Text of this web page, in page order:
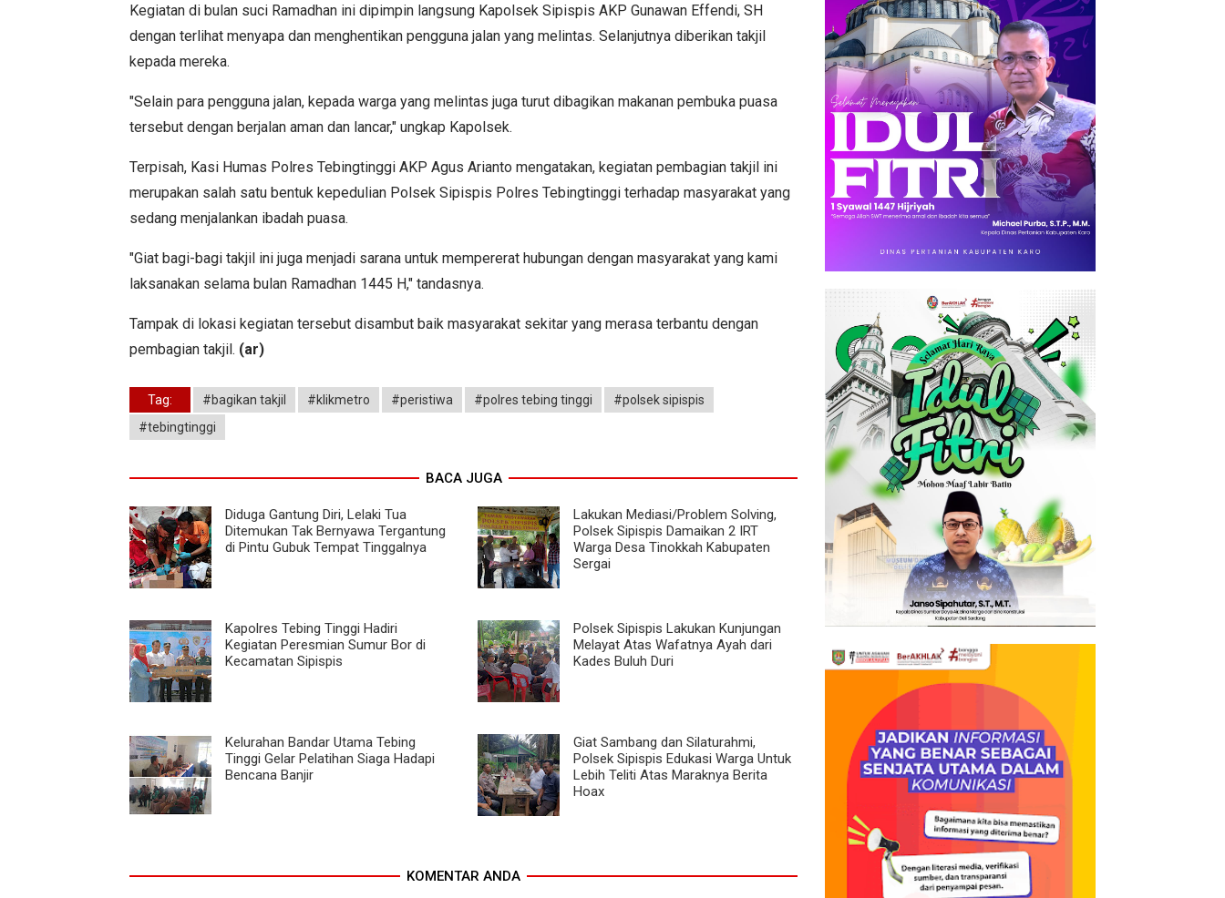
Kegiatan di bulan suci Ramadhan ini dipimpin langsung Kapolsek Sipispis AKP Gunawan Effendi, SH
dengan terlihat menyapa dan menghentikan pengguna jalan yang melintas. Selanjutnya diberikan takjil
kepada mereka.
"Selain para pengguna jalan, kepada warga yang melintas juga turut dibagikan makanan pembuka puasa
tersebut dengan berjalan aman dan lancar," ungkap Kapolsek.
Terpisah, Kasi Humas Polres Tebingtinggi AKP Agus Arianto mengatakan, kegiatan pembagian takjil ini
merupakan salah satu bentuk kepedulian Polsek Sipispis Polres Tebingtinggi terhadap masyarakat yang
sedang menjalankan ibadah puasa.
"Giat bagi-bagi takjil ini juga menjadi sarana untuk mempererat hubungan dengan masyarakat yang kami
laksanakan selama bulan Ramadhan 1445 H," tandasnya.
Tampak di lokasi kegiatan tersebut disambut baik masyarakat sekitar yang merasa terbantu dengan
pembagian takjil. (ar)
Tag: #bagikan takjil #klikmetro #peristiwa #polres tebing tinggi
#polsek sipispis
#tebingtinggi
BACA JUGA
Diduga Gantung Diri, Lelaki Tua
Ditemukan Tak Bernyawa Tergantung
di Pintu Gubuk Tempat Tinggalnya
Lakukan Mediasi/Problem Solving,
Polsek Sipispis Damaikan 2 IRT
Warga Desa Tinokkah Kabupaten
Sergai
Kapolres Tebing Tinggi Hadiri
Kegiatan Peresmian Sumur Bor di
Kecamatan Sipispis
Polsek Sipispis Lakukan Kunjungan
Melayat Atas Wafatnya Ayah dari
Kades Buluh Duri
Kelurahan Bandar Utama Tebing
Tinggi Gelar Pelatihan Siaga Hadapi
Bencana Banjir
Giat Sambang dan Silaturahmi,
Polsek Sipispis Edukasi Warga Untuk
Lebih Teliti Atas Maraknya Berita
Hoax
KOMENTAR ANDA